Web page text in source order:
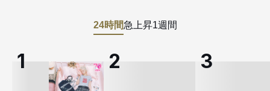
24時間急上昇1週間